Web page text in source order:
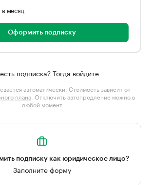
в месяц
Оформить подписку
подписка? Тогда войдите
автоматически. Стоимость зависит от
плана . Отключить автопродление можно в
любой момент
подписку как юридическое лицо?
Заполните форму